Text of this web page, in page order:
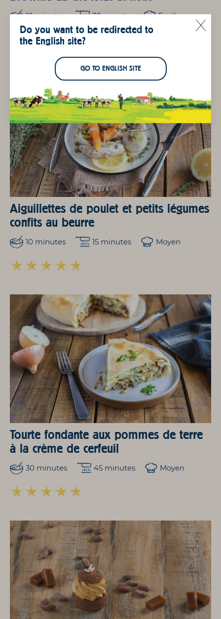
10 minutes 30 minutes Facile
Aiguillettes de poulet et petits légumes
confits au beurre
10 minutes 15 minutes Moyen
Tourte fondante aux pommes de terre
à la crème de cerfeuil
30 minutes 45 minutes Moyen
Do you want to be redirected to
the English site?
GO TO ENGLISH SITE